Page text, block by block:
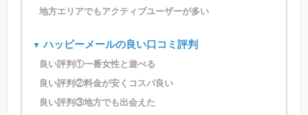
地方エリアでもアクティブユーザーが多い
ハッピーメールの良い口コミ評判
良い評判①一番女性と遊べる
良い評判②料金が安くコスパ良い
良い評判③地方でも出会えた